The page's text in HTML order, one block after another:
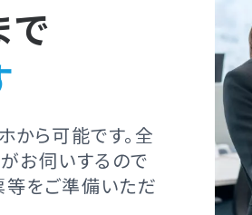
で
から可能です。全
お伺いするので
をご準備いただ